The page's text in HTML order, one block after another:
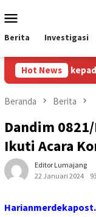
ke
kontenMobile
Berita Investigasi
Hot News
kepada Siswa
Beranda Berita
Dandim
Ikuti Acara
Editor Lumajang
22 Januari 2024